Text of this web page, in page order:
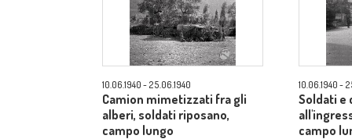
10.06.1940 - 25.06.1940
Camion mimetizzati fra gli
alberi, soldati riposano,
campo lungo
10.06.1940 -
Soldati e
campo